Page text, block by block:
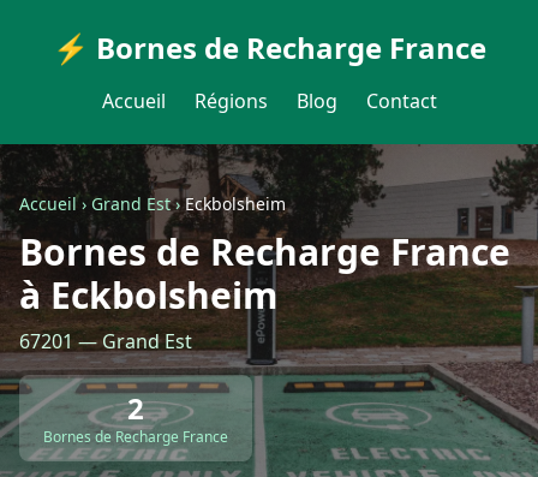
⚡ Bornes de Recharge France
Accueil Régions Blog Contact
Accueil›Grand Est›Eckbolsheim
Bornes de Recharge France
à Eckbolsheim
67201 — Grand Est
2
Bornes de Recharge France